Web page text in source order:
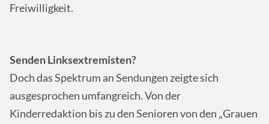
Freiwilligkeit.
Senden Linksextremisten?
Doch das Spektrum an Sendungen zeigte sich
ausgesprochen umfangreich. Von der
Kinderredaktion bis zu den Senioren von den „Grauen